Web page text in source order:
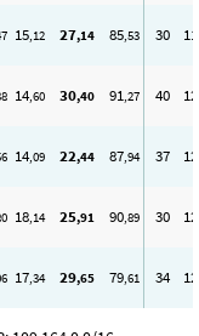
15,12 27,14 85,53 30 11
14,60 30,40 91,27 40 12
14,09 22,44 87,94 37 12
18,14 25,91 90,89 30 12
17,34 29,65 79,61 34 12